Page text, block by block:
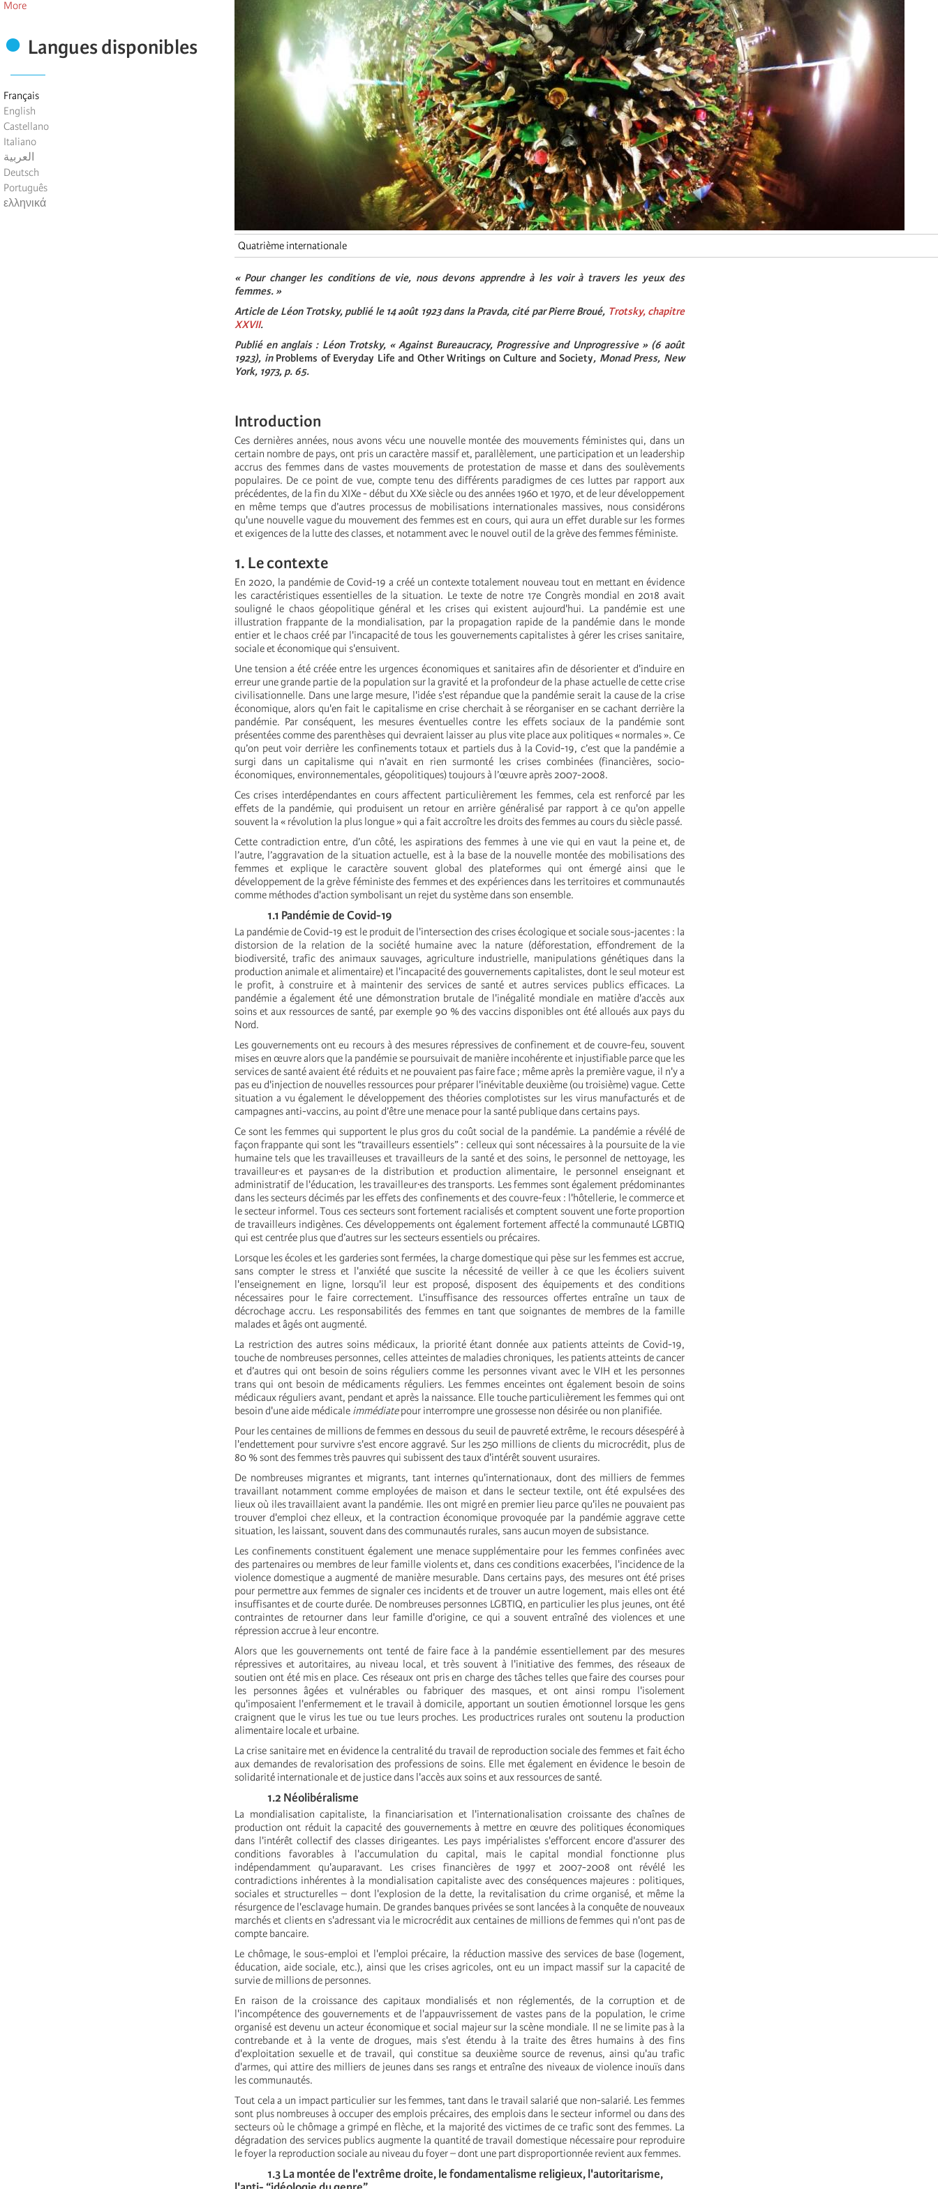
More
Langues disponibles
Français
English
Castellano
Italiano
العربية
Deutsch
Português
ελληνικά
Quatrième internationale
« Pour changer les conditions de vie, nous devons apprendre à les voir à travers les yeux des
femmes. »
Article de Léon Trotsky, publié le 14 août 1923 dans la Pravda, cité par Pierre Broué, Trotsky, chapitre
XXVII.
Publié en anglais : Léon Trotsky, « Against Bureaucracy, Progressive and Unprogressive » (6 août
1923), in Problems of Everyday Life and Other Writings on Culture and Society, Monad Press, New
York, 1973, p. 65.
Introduction
Ces dernières années, nous avons vécu une nouvelle montée des mouvements féministes qui, dans un
certain nombre de pays, ont pris un caractère massif et, parallèlement, une participation et un leadership
accrus des femmes dans de vastes mouvements de protestation de masse et dans des soulèvements
populaires. De ce point de vue, compte tenu des différents paradigmes de ces luttes par rapport aux
précédentes, de la fin du XIXe - début du XXe siècle ou des années 1960 et 1970, et de leur développement
en même temps que d’autres processus de mobilisations internationales massives, nous considérons
qu'une nouvelle vague du mouvement des femmes est en cours, qui aura un effet durable sur les formes
et exigences de la lutte des classes, et notamment avec le nouvel outil de la grève des femmes féministe.
1. Le contexte
En 2020, la pandémie de Covid-19 a créé un contexte totalement nouveau tout en mettant en évidence
les caractéristiques essentielles de la situation. Le texte de notre 17e Congrès mondial en 2018 avait
souligné le chaos géopolitique général et les crises qui existent aujourd'hui. La pandémie est une
illustration frappante de la mondialisation, par la propagation rapide de la pandémie dans le monde
entier et le chaos créé par l'incapacité de tous les gouvernements capitalistes à gérer les crises sanitaire,
sociale et économique qui s'ensuivent.
Une tension a été créée entre les urgences économiques et sanitaires afin de désorienter et d'induire en
erreur une grande partie de la population sur la gravité et la profondeur de la phase actuelle de cette crise
civilisationnelle. Dans une large mesure, l'idée s'est répandue que la pandémie serait la cause de la crise
économique, alors qu'en fait le capitalisme en crise cherchait à se réorganiser en se cachant derrière la
pandémie. Par conséquent, les mesures éventuelles contre les effets sociaux de la pandémie sont
présentées comme des parenthèses qui devraient laisser au plus vite place aux politiques « normales ». Ce
qu’on peut voir derrière les confinements totaux et partiels dus à la Covid-19, c’est que la pandémie a
surgi dans un capitalisme qui n’avait en rien surmonté les crises combinées (financières, socio-
économiques, environnementales, géopolitiques) toujours à l’œuvre après 2007-2008.
Ces crises interdépendantes en cours affectent particulièrement les femmes, cela est renforcé par les
effets de la pandémie, qui produisent un retour en arrière généralisé par rapport à ce qu'on appelle
souvent la « révolution la plus longue » qui a fait accroître les droits des femmes au cours du siècle passé.
Cette contradiction entre, d’un côté, les aspirations des femmes à une vie qui en vaut la peine et, de
l’autre, l’aggravation de la situation actuelle, est à la base de la nouvelle montée des mobilisations des
femmes et explique le caractère souvent global des plateformes qui ont émergé ainsi que le
développement de la grève féministe des femmes et des expériences dans les territoires et communautés
comme méthodes d'action symbolisant un rejet du système dans son ensemble.
1.1 Pandémie de Covid-19
La pandémie de Covid-19 est le produit de l'intersection des crises écologique et sociale sous-jacentes : la
distorsion de la relation de la société humaine avec la nature (déforestation, effondrement de la
biodiversité, trafic des animaux sauvages, agriculture industrielle, manipulations génétiques dans la
production animale et alimentaire) et l'incapacité des gouvernements capitalistes, dont le seul moteur est
le profit, à construire et à maintenir des services de santé et autres services publics efficaces. La
pandémie a également été une démonstration brutale de l'inégalité mondiale en matière d'accès aux
soins et aux ressources de santé, par exemple 90 % des vaccins disponibles ont été alloués aux pays du
Nord.
Les gouvernements ont eu recours à des mesures répressives de confinement et de couvre-feu, souvent
mises en œuvre alors que la pandémie se poursuivait de manière incohérente et injustifiable parce que les
services de santé avaient été réduits et ne pouvaient pas faire face ; même après la première vague, il n'y a
pas eu d'injection de nouvelles ressources pour préparer l'inévitable deuxième (ou troisième) vague. Cette
situation a vu également le développement des théories complotistes sur les virus manufacturés et de
campagnes anti-vaccins, au point d’être une menace pour la santé publique dans certains pays.
Ce sont les femmes qui supportent le plus gros du coût social de la pandémie. La pandémie a révélé de
façon frappante qui sont les “travailleurs essentiels” : celleux qui sont nécessaires à la poursuite de la vie
humaine tels que les travailleuses et travailleurs de la santé et des soins, le personnel de nettoyage, les
travailleur·es et paysan·es de la distribution et production alimentaire, le personnel enseignant et
administratif de l'éducation, les travailleur·es des transports. Les femmes sont également prédominantes
dans les secteurs décimés par les effets des confinements et des couvre-feux : l'hôtellerie, le commerce et
le secteur informel.Tous ces secteurs sont fortement racialisés et comptent souvent une forte proportion
de travailleurs indigènes. Ces développements ont également fortement affecté la communauté LGBTIQ
qui est centrée plus que d’autres sur les secteurs essentiels ou précaires.
Lorsque les écoles et les garderies sont fermées, la charge domestique qui pèse sur les femmes est accrue,
sans compter le stress et l'anxiété que suscite la nécessité de veiller à ce que les écoliers suivent
l'enseignement en ligne, lorsqu'il leur est proposé, disposent des équipements et des conditions
nécessaires pour le faire correctement. L'insuffisance des ressources offertes entraîne un taux de
décrochage accru. Les responsabilités des femmes en tant que soignantes de membres de la famille
malades et âgés ont augmenté.
La restriction des autres soins médicaux, la priorité étant donnée aux patients atteints de Covid-19,
touche de nombreuses personnes, celles atteintes de maladies chroniques, les patients atteints de cancer
et d’autres qui ont besoin de soins réguliers comme les personnes vivant avec le VIH et les personnes
trans qui ont besoin de médicaments réguliers. Les femmes enceintes ont également besoin de soins
médicaux réguliers avant, pendant et après la naissance. Elle touche particulièrement les femmes qui ont
besoin d'une aide médicale immédiatepour interrompre une grossesse non désirée ou non planifiée.
Pour les centaines de millions de femmes en dessous du seuil de pauvreté extrême, le recours désespéré à
l'endettement pour survivre s'est encore aggravé. Sur les 250 millions de clients du microcrédit, plus de
80 % sont des femmes très pauvres qui subissent des taux d'intérêt souvent usuraires.
De nombreuses migrantes et migrants, tant internes qu'internationaux, dont des milliers de femmes
travaillant notamment comme employées de maison et dans le secteur textile, ont été expulsé·es des
lieux où iles travaillaient avant la pandémie. Iles ont migré en premier lieu parce qu'iles ne pouvaient pas
trouver d'emploi chez elleux, et la contraction économique provoquée par la pandémie aggrave cette
situation, les laissant, souvent dans des communautés rurales, sans aucun moyen de subsistance.
Les confinements constituent également une menace supplémentaire pour les femmes confinées avec
des partenaires ou membres de leur famille violents et, dans ces conditions exacerbées, l'incidence de la
violence domestique a augmenté de manière mesurable. Dans certains pays, des mesures ont été prises
pour permettre aux femmes de signaler ces incidents et de trouver un autre logement, mais elles ont été
insuffisantes et de courte durée. De nombreuses personnes LGBTIQ, en particulier les plus jeunes, ont été
contraintes de retourner dans leur famille d'origine, ce qui a souvent entraîné des violences et une
répression accrue à leur encontre.
Alors que les gouvernements ont tenté de faire face à la pandémie essentiellement par des mesures
répressives et autoritaires, au niveau local, et très souvent à l'initiative des femmes, des réseaux de
soutien ont été mis en place. Ces réseaux ont pris en charge des tâches telles que faire des courses pour
les personnes âgées et vulnérables ou fabriquer des masques, et ont ainsi rompu l'isolement
qu'imposaient l'enfermement et le travail à domicile, apportant un soutien émotionnel lorsque les gens
craignent que le virus les tue ou tue leurs proches. Les productrices rurales ont soutenu la production
alimentaire locale et urbaine.
La crise sanitaire met en évidence la centralité du travail de reproduction sociale des femmes et fait écho
aux demandes de revalorisation des professions de soins. Elle met également en évidence le besoin de
solidarité internationale et de justice dans l'accès aux soins et aux ressources de santé.
1.2 Néolibéralisme
La mondialisation capitaliste, la financiarisation et l'internationalisation croissante des chaînes de
production ont réduit la capacité des gouvernements à mettre en œuvre des politiques économiques
dans l'intérêt collectif des classes dirigeantes. Les pays impérialistes s'efforcent encore d'assurer des
conditions favorables à l'accumulation du capital, mais le capital mondial fonctionne plus
indépendamment qu'auparavant. Les crises financières de 1997 et 2007-2008 ont révélé les
contradictions inhérentes à la mondialisation capitaliste avec des conséquences majeures : politiques,
sociales et structurelles – dont l'explosion de la dette, la revitalisation du crime organisé, et même la
résurgence de l'esclavage humain. De grandes banques privées se sont lancées à la conquête de nouveaux
marchés et clients en s'adressant via le microcrédit aux centaines de millions de femmes qui n'ont pas de
compte bancaire.
Le chômage, le sous-emploi et l'emploi précaire, la réduction massive des services de base (logement,
éducation, aide sociale, etc.), ainsi que les crises agricoles, ont eu un impact massif sur la capacité de
survie de millions de personnes.
En raison de la croissance des capitaux mondialisés et non réglementés, de la corruption et de
l'incompétence des gouvernements et de l'appauvrissement de vastes pans de la population, le crime
organisé est devenu un acteur économique et social majeur sur la scène mondiale. Il ne se limite pas à la
contrebande et à la vente de drogues, mais s'est étendu à la traite des êtres humains à des fins
d'exploitation sexuelle et de travail, qui constitue sa deuxième source de revenus, ainsi qu'au trafic
d'armes, qui attire des milliers de jeunes dans ses rangs et entraîne des niveaux de violence inouïs dans
les communautés.
Tout cela a un impact particulier sur les femmes, tant dans le travail salarié que non-salarié. Les femmes
sont plus nombreuses à occuper des emplois précaires, des emplois dans le secteur informel ou dans des
secteurs où le chômage a grimpé en flèche, et la majorité des victimes de ce trafic sont des femmes. La
dégradation des services publics augmente la quantité de travail domestique nécessaire pour reproduire
le foyer la reproduction sociale au niveau du foyer– dont une part disproportionnée revient aux femmes.
1.3 La montée de l'extrême droite, le fondamentalisme religieux, l'autoritarisme,